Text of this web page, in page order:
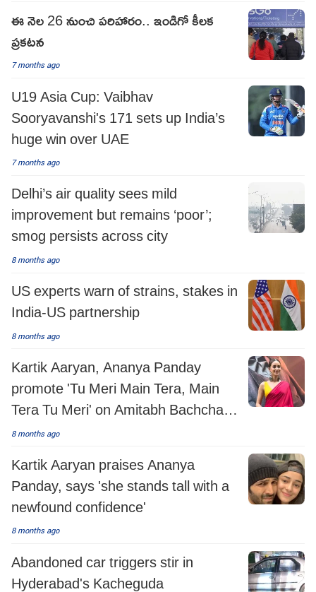
ఈ నెల‌ 26 నుంచి పరిహారం.. ఇండిగో కీలక
ప్రకటన
7 months ago
U19 Asia Cup: Vaibhav
Sooryavanshi's 171 sets up India’s
huge win over UAE
7 months ago
Delhi’s air quality sees mild
improvement but remains ‘poor’;
smog persists across city
8 months ago
US experts warn of strains, stakes in
India-US partnership
8 months ago
Kartik Aaryan, Ananya Panday
promote 'Tu Meri Main Tera, Main
Tera Tu Meri' on Amitabh Bachchan's
KBC
8 months ago
Kartik Aaryan praises Ananya
Panday, says 'she stands tall with a
newfound confidence'
8 months ago
Abandoned car triggers stir in
Hyderabad's Kacheguda